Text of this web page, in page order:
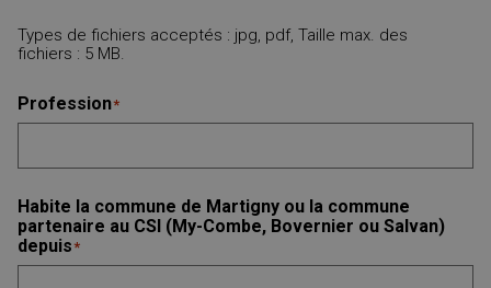
Types de fichiers acceptés : jpg, pdf, Taille max. des
fichiers : 5 MB.
Profession*
Habite la commune de Martigny ou la commune
partenaire au CSI (My-Combe, Bovernier ou Salvan)
depuis*